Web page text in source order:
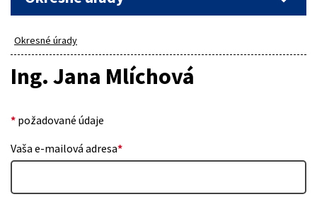
Okresné úrady
Ing. Jana Mlíchová
* požadované údaje
Vaša e-mailová adresa*